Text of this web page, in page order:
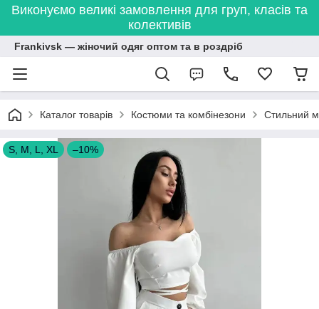
Виконуємо великі замовлення для груп, класів та
колективів
Frankivsk — жіночий одяг оптом та в роздріб
Каталог товарів Костюми та комбінезони Стильний
S, M, L, XL –10%